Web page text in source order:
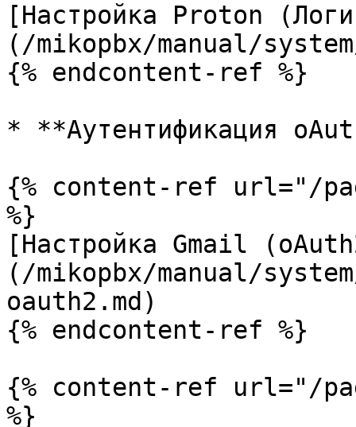
[Настройка Proton
(/mikopbx/manual/
{% endcontent-ref %}
* **Аутентификация
{% content-ref url="/
%}
[Настройка Gmail
(/mikopbx/manual/
oauth2.md)
{% endcontent-ref %}
{% content-ref url="/
%}